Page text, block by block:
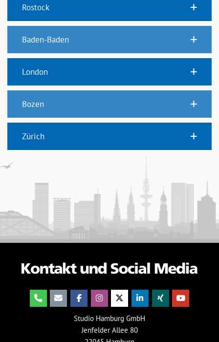
Rostock
Baden-Baden
London
Bozen
Zürich
Studio Hamburg GmbH
Jenfelder Allee 80